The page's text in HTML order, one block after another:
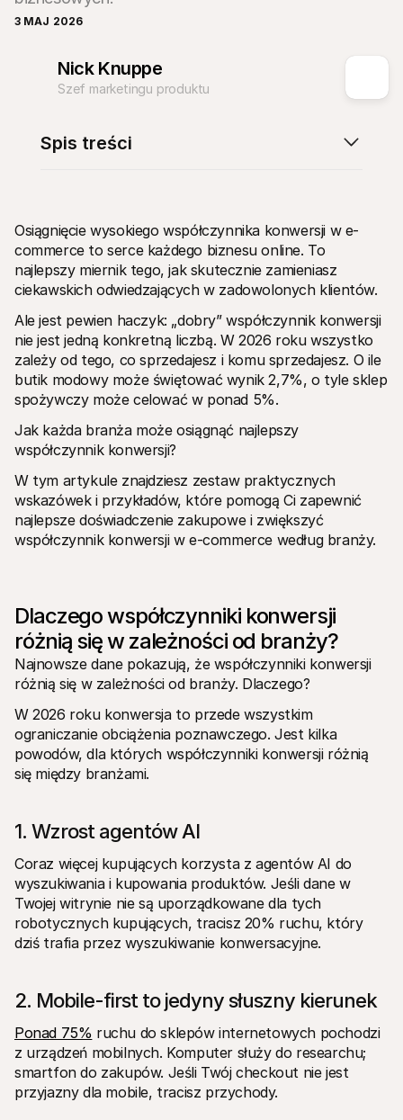
Portal dla deweloperów
Odkryj zasoby i aktualizacje dla deweloperów
O Mollie
Cennik
Zobacz nasz cennik
O nas
Dowiedz się więcej o naszej historii
Aktualności
Przeczytaj najnowsze wiadomości
od Mollie
Kariera
Dołącz do nas - zatrudniamy!
Kontakt
Dla kupujących
Dowiedz się, dlaczego Mollie jest na Twoim wyciągu
bankowym
Dla klientów Mollie
Skontaktuj się z działem sprzedaży
Dowiedz się, jak możemy pomóc Twojej firmie
3 MAJ 2026
Nick Knuppe
Szef marketingu produktu
Osiągnięcie wysokiego współczynnika konwersji w e-
commerce to serce każdego biznesu online. To
najlepszy miernik tego, jak skutecznie zamieniasz
ciekawskich odwiedzających w zadowolonych klientów.
Ale jest pewien haczyk: „dobry” współczynnik konwersji
nie jest jedną konkretną liczbą. W 2026 roku wszystko
zależy od tego, co sprzedajesz i komu sprzedajesz. O ile
butik modowy może świętować wynik 2,7%, o tyle sklep
spożywczy może celować w ponad 5%.
Jak każda branża może osiągnąć najlepszy
współczynnik konwersji?
W tym artykule znajdziesz zestaw praktycznych
wskazówek i przykładów, które pomogą Ci zapewnić
najlepsze doświadczenie zakupowe i zwiększyć
współczynnik konwersji w e-commerce według branży.
Dlaczego współczynniki konwersji
różnią się w zależności od branży?
Najnowsze dane pokazują, że współczynniki konwersji
różnią się w zależności od branży. Dlaczego?
W 2026 roku konwersja to przede wszystkim
ograniczanie obciążenia poznawczego. Jest kilka
powodów, dla których współczynniki konwersji różnią
się między branżami.
1. Wzrost agentów AI
Coraz więcej kupujących korzysta z agentów AI do
wyszukiwania i kupowania produktów. Jeśli dane w
Twojej witrynie nie są uporządkowane dla tych
robotycznych kupujących, tracisz 20% ruchu, który
dziś trafia przez wyszukiwanie konwersacyjne.
2. Mobile-first to jedyny słuszny kierunek
Ponad 75% ruchu do sklepów internetowych pochodzi
z urządzeń mobilnych. Komputer służy do researchu;
smartfon do zakupów. Jeśli Twój checkout nie jest
przyjazny dla mobile, tracisz przychody.
Spis treści